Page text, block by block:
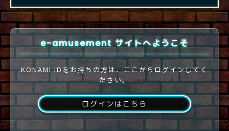
e-amusement サイトへようこそ
KONAMI IDをお持ちの方は、ここからログインしてく
ださい。
ログインはこちら